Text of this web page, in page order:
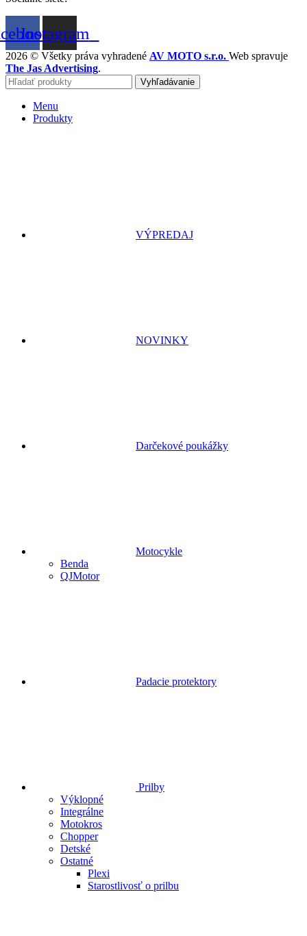
Instagram
2026 © Všetky práva vyhradené AV MOTO s.r.o. Web spravuje
The Jas Advertising.
Vyhľadávanie
Menu
Produkty
VÝPREDAJ
NOVINKY
Darčekové poukážky
Motocykle
Benda
QJMotor
Padacie protektory
Prilby
Výklopné
Integrálne
Motokros
Chopper
Detské
Ostatné
Plexi
Starostlivosť o prilbu